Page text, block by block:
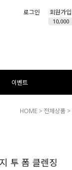
로그인 회원가입
10,000
이벤트
HOME > 전체상품 >
투 폼 클렌징